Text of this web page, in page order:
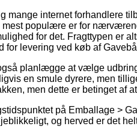
mange internet forhandlere
mest populære er for
for det. Fragttypen er
for levering ved køb af
planlægge at vælge
en smule dyrere, men
men dette er betinget af
på Emballage >
og herved er det